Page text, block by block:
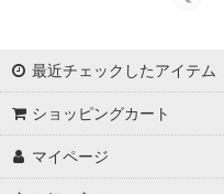
最近チェックしたアイテム
ショッピングカート
マイページ